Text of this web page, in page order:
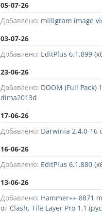
05-07-26
Добавлено: milligram image
03-07-26
Добавлено: EditPlus 6.1.899
23-06-26
Добавлено: DOOM (Full Pack)
dima2013d
17-06-26
Добавлено: Darwinia 2.4.0-16
16-06-26
Добавлено: EditPlus 6.1.880
13-06-26
Добавлено: Hammer++ 8871
от Clash, Tile Layer Pro 1.1